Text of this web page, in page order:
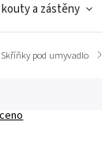
a zástěny
Skříňky pod umyvadlo /